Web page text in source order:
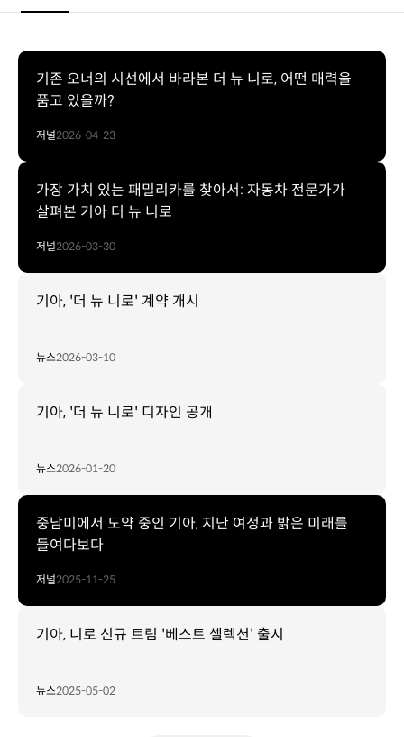
기존 오너의 시선에서 바라본 더 뉴 니로, 어떤 매력을
품고 있을까?
저널2026-04-23
가장 가치 있는 패밀리카를 찾아서: 자동차 전문가가
살펴본 기아 더 뉴 니로
저널2026-03-30
기아, '더 뉴 니로' 계약 개시
뉴스2026-03-10
기아, '더 뉴 니로' 디자인 공개
뉴스2026-01-20
중남미에서 도약 중인 기아, 지난 여정과 밝은 미래를
들여다보다
저널2025-11-25
기아, 니로 신규 트림 '베스트 셀렉션' 출시
뉴스2025-05-02